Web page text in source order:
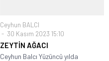
Ceyhun BALCI
30 Kasım 2023 15:10
ZEYTİN AĞACI
Ceyhun Balcı Yüzüncü yılda